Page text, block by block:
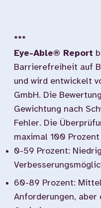
***
Eye-Able® Report
Barrierefreiheit auf
und wird entwickelt
GmbH. Die
Gewichtung nach
Fehler. Die
maximal 100
0-59 Prozent:
60-89 Prozent:
Anforderungen, aber